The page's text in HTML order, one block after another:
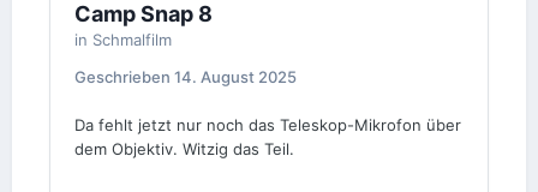
Camp Snap 8
in Schmalfilm
Geschrieben 14. August 2025
Da fehlt jetzt nur noch das Teleskop-Mikrofon über
dem Objektiv. Witzig das Teil.